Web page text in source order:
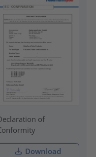
of
Download